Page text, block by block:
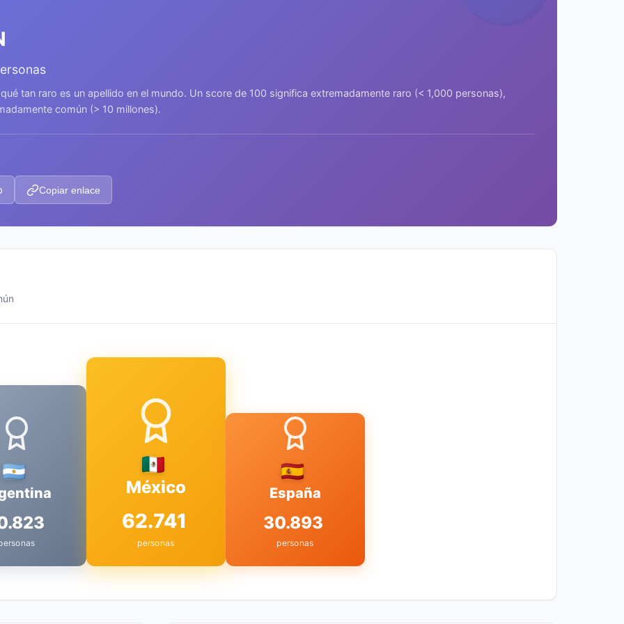
tan raro es un apellido en el mundo. Un score de 100 significa extremadamente raro (< 1,000 personas),
común (> 10 millones).
Copiar enlace
México
62.741
personas
España
30.893
personas